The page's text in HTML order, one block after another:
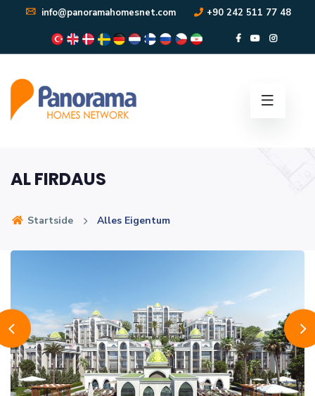
info@panoramahomesnet.com +90 242 511 77 48
AL FIRDAUS
Startside Alles Eigentum